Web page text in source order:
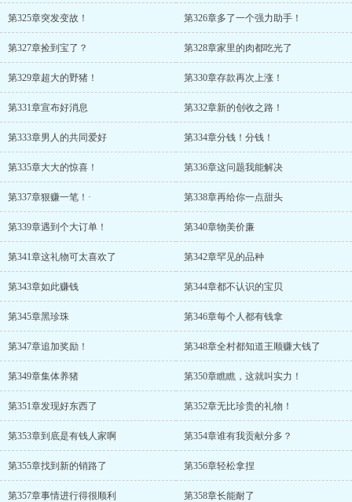
第325章突发变故！ 第326章多了一个强力助手！
第327章捡到宝了？ 第328章家里的肉都吃光了
第329章超大的野猪！ 第330章存款再次上涨！
第331章宣布好消息 第332章新的创收之路！
第333章男人的共同爱好 第334章分钱！分钱！
第335章大大的惊喜！ 第336章这问题我能解决
第337章狠赚一笔！· 第338章再给你一点甜头
第339章遇到个大订单！ 第340章物美价廉
第341章这礼物可太喜欢了 第342章罕见的品种
第343章如此赚钱 第344章都不认识的宝贝
第345章黑珍珠 第346章每个人都有钱拿
第347章追加奖励！ 第348章全村都知道王顺赚大钱了
第349章集体养猪 第350章瞧瞧，这就叫实力！
第351章发现好东西了 第352章无比珍贵的礼物！
第353章到底是有钱人家啊 第354章谁有我贡献分多？
第355章找到新的销路了 第356章轻松拿捏
第357章事情进行得很顺利 第358章长能耐了